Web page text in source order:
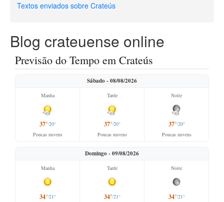
Textos enviados sobre Crateús
Blog crateuense online
Previsão do Tempo em Crateús
Sábado - 08/08/2026
Manha
37°/20°
Poucas nuvens
Tarde
37°/20°
Poucas nuvens
Noite
37°/20°
Poucas nuvens
Domingo - 09/08/2026
Manha
34°/21°
Tarde
34°/21°
Noite
34°/21°